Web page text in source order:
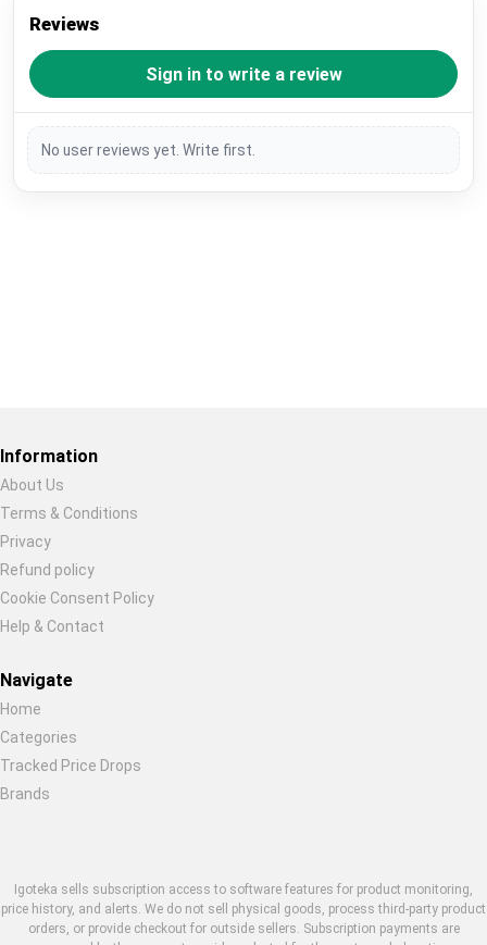
Reviews
Sign in to write a review
No user reviews yet. Write first.
Information
About Us
Terms & Conditions
Privacy
Refund policy
Cookie Consent Policy
Help & Contact
Navigate
Home
Categories
Tracked Price Drops
Brands
Igoteka sells subscription access to software features for product monitoring,
price history, and alerts. We do not sell physical goods, process third-party product
orders, or provide checkout for outside sellers. Subscription payments are